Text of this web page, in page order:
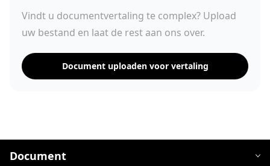
Vindt u documentvertaling te complex? Upload
uw bestand en laat de rest aan ons over.
Document uploaden voor vertaling
Document